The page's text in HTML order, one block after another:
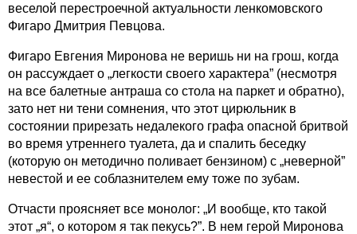
веселой перестроечной актуальности ленкомовского
Фигаро Дмитрия Певцова.
Фигаро Евгения Миронова не веришь ни на грош, когда
он рассуждает о „легкости своего характера” (несмотря
на все балетные антраша со стола на паркет и обратно),
зато нет ни тени сомнения, что этот цирюльник в
состоянии прирезать недалекого графа опасной бритвой
во время утреннего туалета, да и спалить беседку
(которую он методично поливает бензином) с „неверной”
невестой и ее соблазнителем ему тоже по зубам.
Отчасти проясняет все монолог: „И вообще, кто такой
этот „я“, о котором я так пекусь?”. В нем герой Миронова